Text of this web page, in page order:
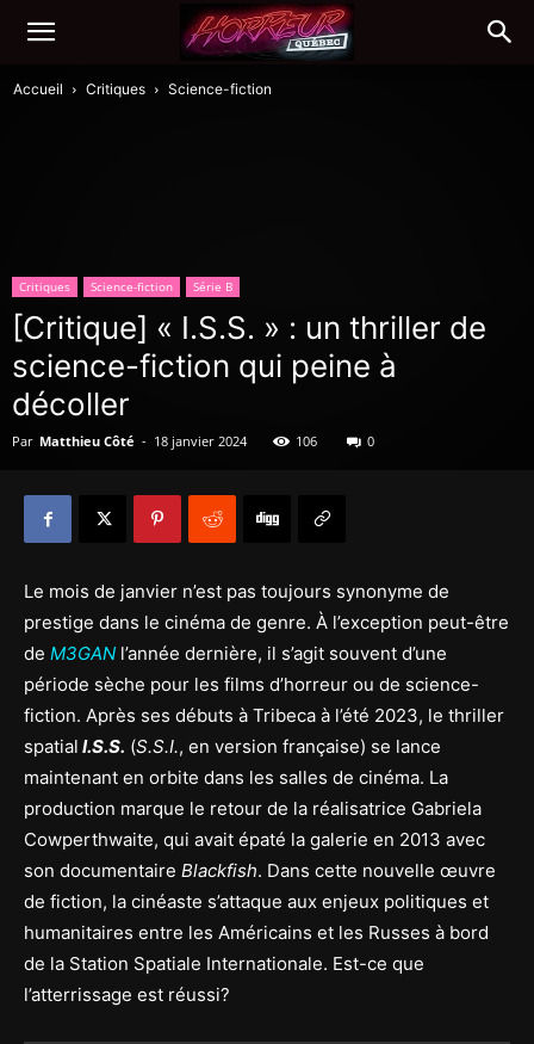
Accueil Critiques Science-fiction
Critiques Science-fiction Série B
[Critique] « I.S.S. » : un thriller de
science-fiction qui peine à
décoller
Par Matthieu Côté - 18 janvier 2024 106 0
Le mois de janvier n’est pas toujours synonyme de
prestige dans le cinéma de genre. À l’exception peut-être
de M3GAN l’année dernière, il s’agit souvent d’une
période sèche pour les films d’horreur ou de science-
fiction. Après ses débuts à Tribeca à l’été 2023, le thriller
spatial I.S.S. (S.S.I., en version française) se lance
maintenant en orbite dans les salles de cinéma. La
production marque le retour de la réalisatrice Gabriela
Cowperthwaite, qui avait épaté la galerie en 2013 avec
son documentaire Blackfish. Dans cette nouvelle œuvre
de fiction, la cinéaste s’attaque aux enjeux politiques et
humanitaires entre les Américains et les Russes à bord
de la Station Spatiale Internationale. Est-ce que
l’atterrissage est réussi?